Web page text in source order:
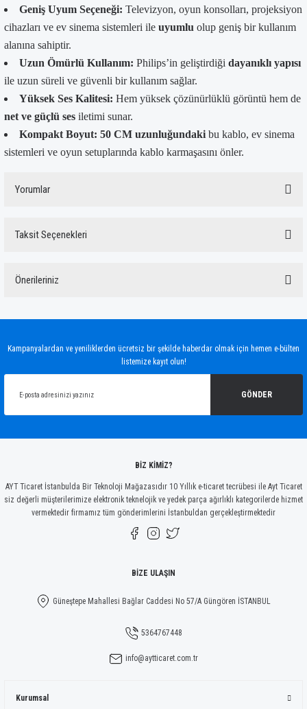
Geniş Uyum Seçeneği: Televizyon, oyun konsolları, projeksiyon
cihazları ve ev sinema sistemleri ile uyumlu olup geniş bir kullanım
alanına sahiptir.
Uzun Ömürlü Kullanım: Philips’in geliştirdiği dayanıklı yapısı
ile uzun süreli ve güvenli bir kullanım sağlar.
Yüksek Ses Kalitesi: Hem yüksek çözünürlüklü görüntü hem de
net ve güçlü ses iletimi sunar.
Kompakt Boyut: 50 CM uzunluğundaki bu kablo, ev sinema
sistemleri ve oyun setuplarında kablo karmaşasını önler.
Yorumlar
Taksit Seçenekleri
Önerileriniz
Ürün açıklamasında eksik bilgiler bulunuyor.
Gönder
Kampanyalardan ve yeniliklerden ücretsiz bir şekilde haberdar olmak için hemen e-bülten
listemize kayıt olun!
GÖNDER
BİZ KİMİZ?
AYT Ticaret İstanbulda Bir Teknoloji Mağazasıdır 10 Yıllık e-ticaret tecrübesi ile Ayt Ticaret
siz değerli müşterilerimize elektronik teknelojik ve yedek parça ağırlıklı kategorilerde hizmet
vermektedir firmamız tüm gönderimlerini İstanbuldan gerçekleştirmektedir
BİZE ULAŞIN
Güneştepe Mahallesi Bağlar Caddesi No 57/A Güngören İSTANBUL
5364767448
info@aytticaret.com.tr
Kurumsal